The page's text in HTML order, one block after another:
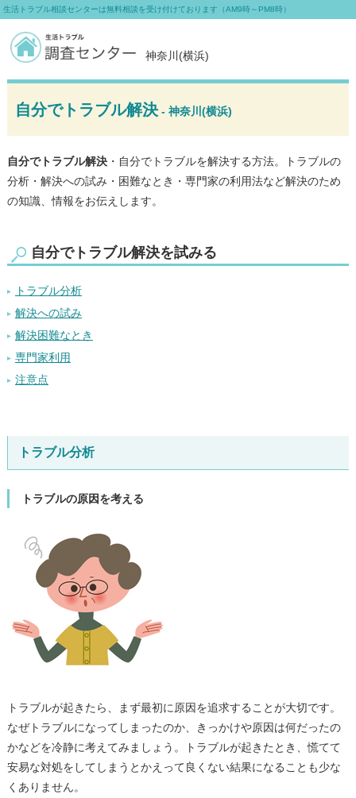
自分でトラブル解決- 神奈川(横浜)
自分でトラブル解決・自分でトラブルを解決する方法。トラブルの
分析・解決への試み・困難なとき・専門家の利用法など解決のため
の知識、情報をお伝えします。
自分でトラブル解決を試みる
トラブル分析
解決への試み
解決困難なとき
専門家利用
注意点
トラブル分析
トラブルの原因を考える
トラブルが起きたら、まず最初に原因を追求することが大切です。
なぜトラブルになってしまったのか、きっかけや原因は何だったの
かなどを冷静に考えてみましょう。トラブルが起きたとき、慌てて
安易な対処をしてしまうとかえって良くない結果になることも少な
くありません。
神奈川(横浜)
生活トラブル相談センターは無料相談を受け付けております（AM9時～PM8時）